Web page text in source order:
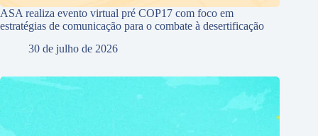
ASA realiza evento virtual pré COP17 com foco em
estratégias de comunicação para o combate à desertificação
30 de julho de 2026